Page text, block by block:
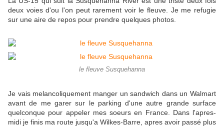
deux voies d'ou l'on peut rarement voir le fleuve. Je me refugie
sur une aire de repos pour prendre quelques photos.
le fleuve Susquehanna
Je vais melancoliquement manger un sandwich dans un Walmart
avant de me garer sur le parking d'une autre grande surface
quelconque pour appeler mes soeurs en France. Dans l'apres-
midi je finis ma route jusqu'a Wilkes-Barre, apres avoir passé plus